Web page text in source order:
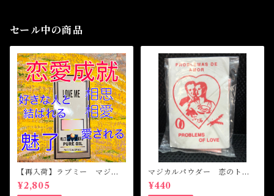
セール中の商品
【再入荷】ラブミー マジカ
ルオイル・魔女オイル Love
Me Magical Oil
¥2,805
マジカルパウダー 恋のトラ
ブル Magical Powder PR
OBLEM OF LOVE
¥440